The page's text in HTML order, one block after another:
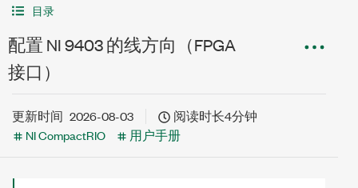
目录
配置 NI 9403 的线方向（FPGA
接口）
更新时间 2026-08-03
阅读时长4分钟
NI CompactRIO
用户手册